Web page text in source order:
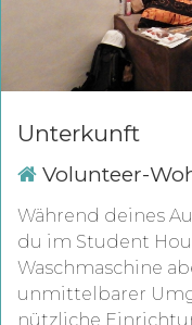
Unterkunft
Volunteer-
Während deines
du im Student
Waschmaschine
unmittelbarer
nützliche